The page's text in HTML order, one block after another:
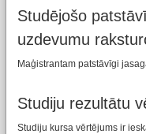
Studējošo
uzdevumu
Maģistrantam patstāvīgi
Studiju rezultātu
Studiju kursa vērtējums ir